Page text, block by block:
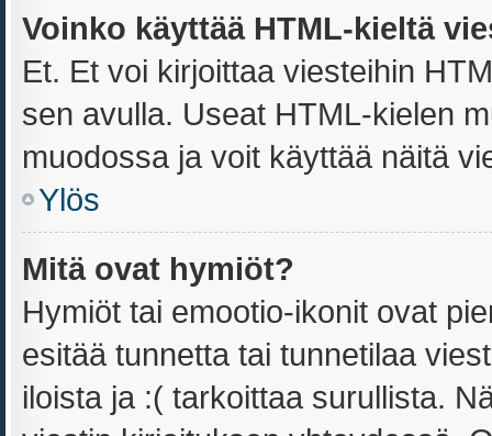
Voinko käyttää HTML-kieltä
Et. Et voi kirjoittaa viesteihin
sen avulla. Useat HTML-kielen
muodossa ja voit käyttää näitä
Ylös
Mitä ovat hymiöt?
Hymiöt tai emootio-ikonit ovat
esitää tunnetta tai tunnetilaa
iloista ja :( tarkoittaa surullista.